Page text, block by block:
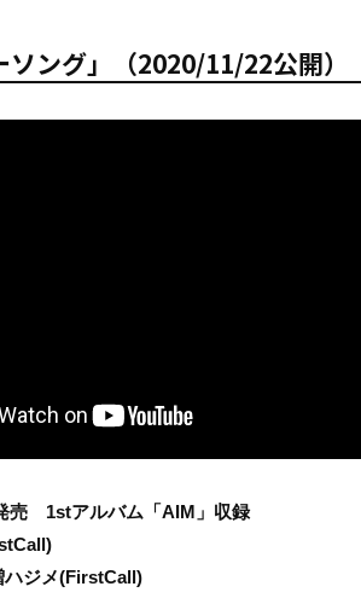
ング」（2020/11/22公開）
売 1stアルバム「AIM」収録
ハジメ(FirstCall)